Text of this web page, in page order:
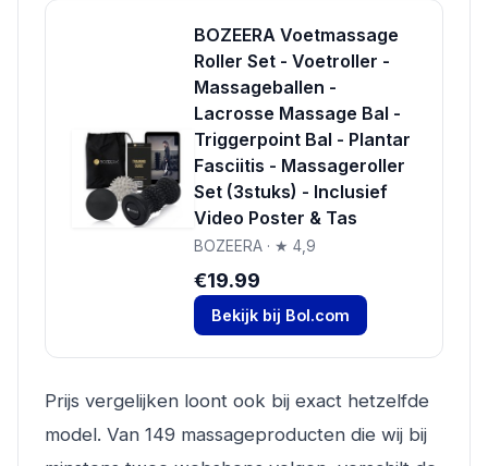
BOZEERA Voetmassage
Roller Set - Voetroller -
Massageballen -
Lacrosse Massage Bal -
Triggerpoint Bal - Plantar
Fasciitis - Massageroller
Set (3stuks) - Inclusief
Video Poster & Tas
BOZEERA · ★ 4,9
€19.99
Bekijk bij Bol.com
Prijs vergelijken loont ook bij exact hetzelfde
model. Van 149 massageproducten die wij bij